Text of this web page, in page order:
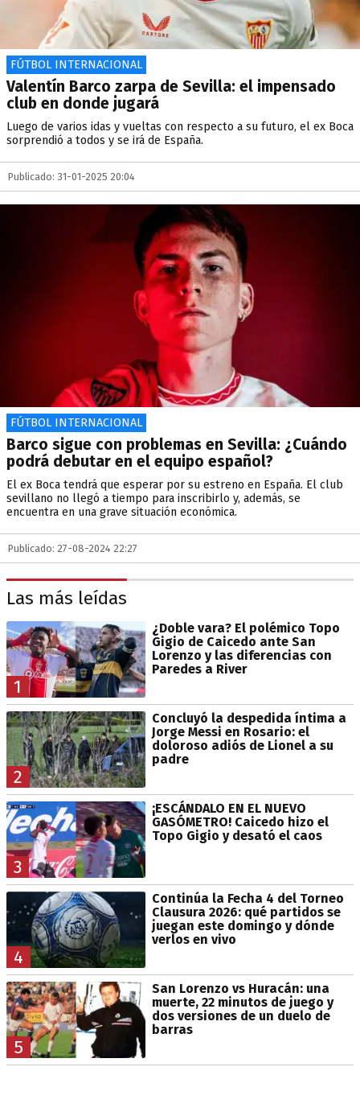
FÚTBOL INTERNACIONAL
Valentín Barco zarpa de Sevilla: el impensado
club en donde jugará
Luego de varios idas y vueltas con respecto a su futuro, el ex Boca
sorprendió a todos y se irá de España.
Publicado: 31-01-2025 20:04
FÚTBOL INTERNACIONAL
Barco sigue con problemas en Sevilla: ¿Cuándo
podrá debutar en el equipo español?
El ex Boca tendrá que esperar por su estreno en España. El club
sevillano no llegó a tiempo para inscribirlo y, además, se
encuentra en una grave situación económica.
Publicado: 27-08-2024 22:27
Las más leídas
1
¿Doble vara? El polémico Topo
Gigio de Caicedo ante San
Lorenzo y las diferencias con
Paredes a River
2
Concluyó la despedida íntima a
Jorge Messi en Rosario: el
doloroso adiós de Lionel a su
padre
3
¡ESCÁNDALO EN EL NUEVO
GASÓMETRO! Caicedo hizo el
Topo Gigio y desató el caos
4
Continúa la Fecha 4 del Torneo
Clausura 2026: qué partidos se
juegan este domingo y dónde
verlos en vivo
5
San Lorenzo vs Huracán: una
muerte, 22 minutos de juego y
dos versiones de un duelo de
barras